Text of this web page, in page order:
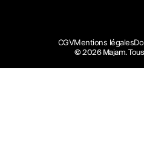
© 2026 Majam.
CGVMentions légales